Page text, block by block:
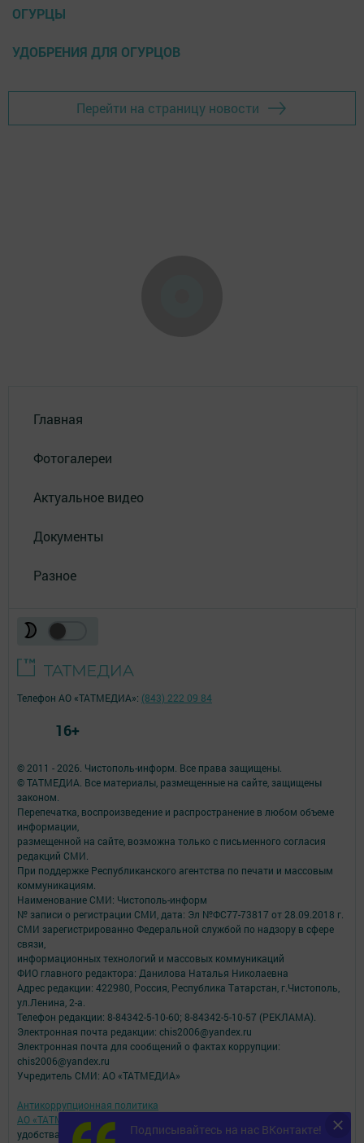
ОГУРЦЫ
УДОБРЕНИЯ ДЛЯ ОГУРЦОВ
Перейти на страницу новости
Главная
Фотогалереи
Актуальное видео
Документы
Разное
Подписывайтесь на нас ВКонтакте!
© 2011 - 2026. Чистополь-информ. Все права защищены.
© ТАТМЕДИА. Все материалы, размещенные на сайте, защищены
законом.
Перепечатка, воспроизведение и распространение в любом объеме
информации,
размещенной на сайте, возможна только с письменного согласия
редакций СМИ.
При поддержке Республиканского агентства по печати и массовым
коммуникациям.
Наименование СМИ: Чистополь-информ
№ записи о регистрации СМИ, дата: Эл №ФС77-73817 от 28.09.2018 г.
СМИ зарегистрированно Федеральной службой по надзору в сфере
связи,
информационных технологий и массовых коммуникаций
ФИО главного редактора: Данилова Наталья Николаевна
Адрес редакции: 422980, Россия, Республика Татарстан, г.Чистополь,
ул.Ленина, 2-а.
Телефон редакции: 8-84342-5-10-60; 8-84342-5-10-57 (РЕКЛАМА).
Электронная почта редакции: chis2006@yandex.ru
Электронная почта для сообщений о фактах коррупции:
chis2006@yandex.ru
Учредитель СМИ: АО «ТАТМЕДИА»
Антикоррупционная политика
АО «ТАТМЕДИА» использует «cookie»
для персонализации сервисов и
удобства пользователей сайтом.
Телефон АО «ТАТМЕДИА»: (843) 222 09 84
16+